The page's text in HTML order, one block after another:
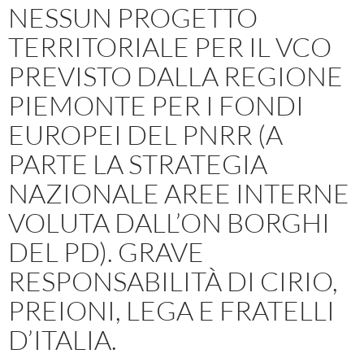
NESSUN PROGETTO
TERRITORIALE PER IL VCO
PREVISTO DALLA REGIONE
PIEMONTE PER I FONDI
EUROPEI DEL PNRR (A
PARTE LA STRATEGIA
NAZIONALE AREE INTERNE
VOLUTA DALL’ON BORGHI
DEL PD). GRAVE
RESPONSABILITÀ DI CIRIO,
PREIONI, LEGA E FRATELLI
D’ITALIA.